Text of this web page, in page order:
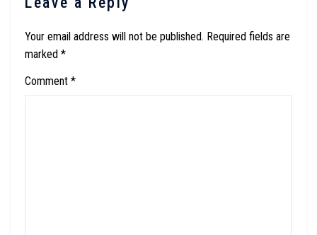
Your email address will not be published. Required fields are
marked *
Comment *